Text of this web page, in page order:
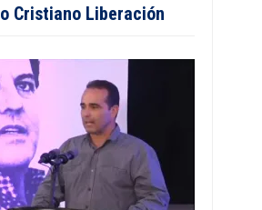
Cristiano Liberación